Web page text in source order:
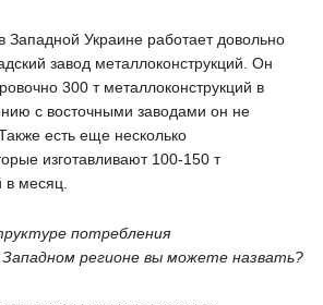
Западной Украине работает довольно
завод металлоконструкций. Он
300 т металлоконструкций в
с восточными заводами он не
есть еще несколько
изготавливают 100-150 т
в месяц.
потребления
регионе вы можете назвать?